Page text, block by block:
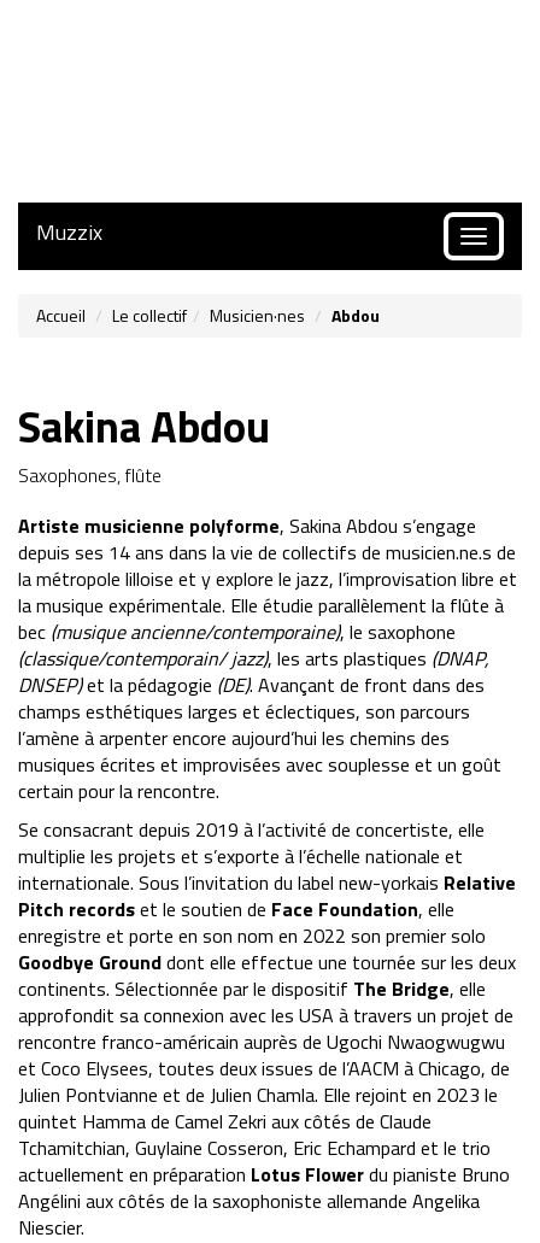
Toggle
Muzzix
Accueil Le collectif Musicien·nes Abdou
Sakina Abdou
Saxophones, flûte
Artiste musicienne polyforme, Sakina Abdou s’engage
depuis ses 14 ans dans la vie de collectifs de musicien.ne.s de
la métropole lilloise et y explore le jazz, l’improvisation libre et
la musique expérimentale. Elle étudie parallèlement la flûte à
bec (musique ancienne/contemporaine), le saxophone
(classique/contemporain/ jazz), les arts plastiques (DNAP,
DNSEP)et la pédagogie (DE). Avançant de front dans des
champs esthétiques larges et éclectiques, son parcours
l’amène à arpenter encore aujourd’hui les chemins des
musiques écrites et improvisées avec souplesse et un goût
certain pour la rencontre.
Se consacrant depuis 2019 à l’activité de concertiste, elle
multiplie les projets et s’exporte à l’échelle nationale et
internationale. Sous l’invitation du label new-yorkais Relative
Pitch recordset le soutien de Face Foundation, elle
enregistre et porte en son nom en 2022 son premier solo
Goodbye Grounddont elle effectue une tournée sur les deux
continents. Sélectionnée par le dispositif The Bridge, elle
approfondit sa connexion avec les USA à travers un projet de
rencontre franco-américain auprès de Ugochi Nwaogwugwu
et Coco Elysees, toutes deux issues de l’AACM à Chicago, de
Julien Pontvianne et de Julien Chamla. Elle rejoint en 2023 le
quintet Hamma de Camel Zekri aux côtés de Claude
Tchamitchian, Guylaine Cosseron, Eric Echampard et le trio
actuellement en préparation Lotus Flowerdu pianiste Bruno
Angélini aux côtés de la saxophoniste allemande Angelika
Niescier.